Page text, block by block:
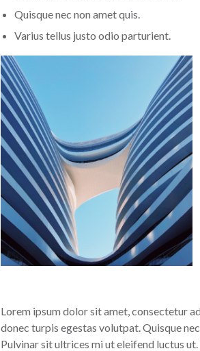
Quisque nec non amet quis.
Varius tellus justo odio parturient.
Lorem ipsum dolor sit amet, consectetur
donec turpis egestas volutpat. Quisque
Pulvinar sit ultrices mi ut eleifend luctus